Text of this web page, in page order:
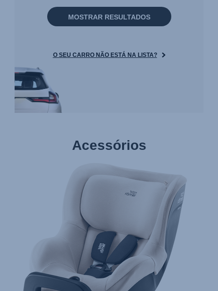
MOSTRAR RESULTADOS
O SEU CARRO NÃO ESTÁ NA LISTA?
Acessórios